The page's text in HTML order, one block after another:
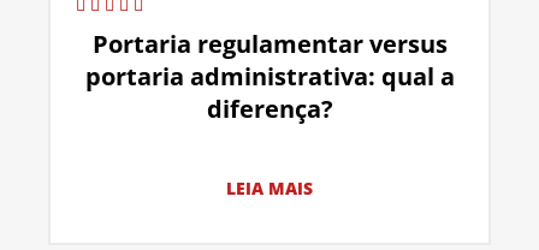
Portaria regulamentar versus
portaria administrativa: qual a
diferença?
LEIA MAIS